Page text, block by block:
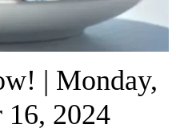
| Monday,
16, 2024